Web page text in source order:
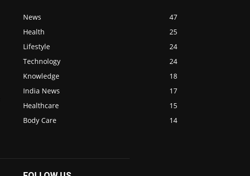
News
47
Health
25
Lifestyle
24
Technology
24
Knowledge
18
India News
17
Healthcare
15
Body Care
14